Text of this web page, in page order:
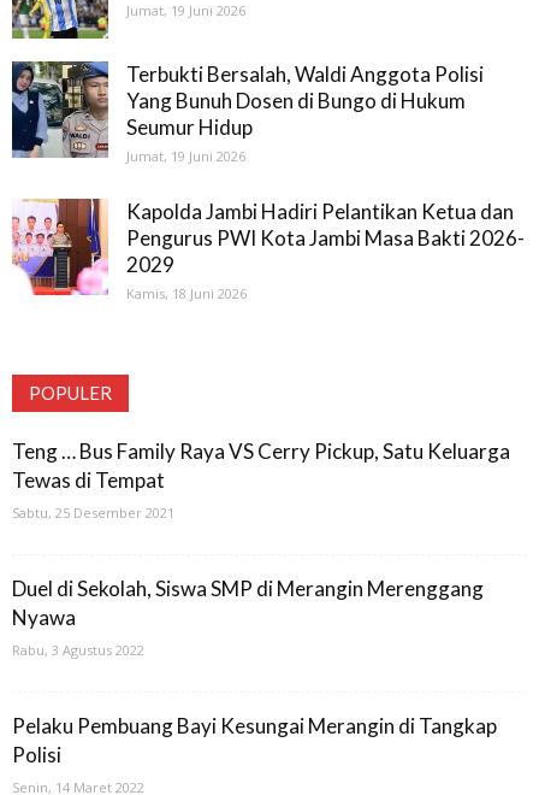
Jumat, 19 Juni 2026
Terbukti Bersalah, Waldi Anggota Polisi
Yang Bunuh Dosen di Bungo di Hukum
Seumur Hidup
Jumat, 19 Juni 2026
Kapolda Jambi Hadiri Pelantikan Ketua dan
Pengurus PWI Kota Jambi Masa Bakti 2026-
2029
Kamis, 18 Juni 2026
POPULER
Teng … Bus Family Raya VS Cerry Pickup, Satu Keluarga
Tewas di Tempat
Sabtu, 25 Desember 2021
Duel di Sekolah, Siswa SMP di Merangin Merenggang
Nyawa
Rabu, 3 Agustus 2022
Pelaku Pembuang Bayi Kesungai Merangin di Tangkap
Polisi
Senin, 14 Maret 2022